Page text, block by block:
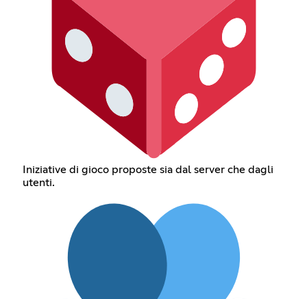
Iniziative di gioco proposte sia dal server che dagli
utenti.